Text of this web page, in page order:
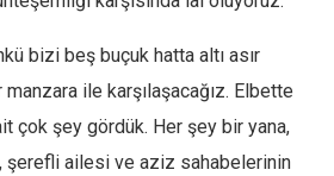
bizi beş buçuk hatta altı asır
ile karşılaşacağız. Elbette
çok şey gördük. Her şey bir yana,
şerefli ailesi ve aziz sahabelerinin